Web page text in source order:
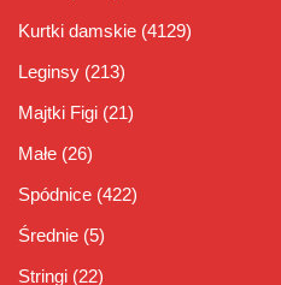
Kurtki damskie (4129)
Leginsy (213)
Majtki Figi (21)
Małe (26)
Spódnice (422)
Średnie (5)
Stringi (22)